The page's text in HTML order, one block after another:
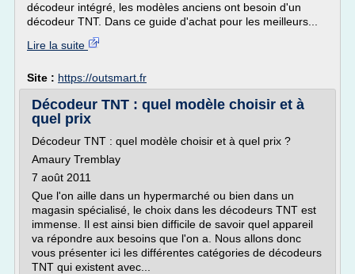
décodeur intégré, les modèles anciens ont besoin d'un
décodeur TNT. Dans ce guide d'achat pour les meilleurs...
Lire la suite
Site : https://outsmart.fr
Décodeur TNT : quel modèle choisir et à
quel prix
Décodeur TNT : quel modèle choisir et à quel prix ?
Amaury Tremblay
7 août 2011
Que l'on aille dans un hypermarché ou bien dans un
magasin spécialisé, le choix dans les décodeurs TNT est
immense. Il est ainsi bien difficile de savoir quel appareil
va répondre aux besoins que l'on a. Nous allons donc
vous présenter ici les différentes catégories de décodeurs
TNT qui existent avec...